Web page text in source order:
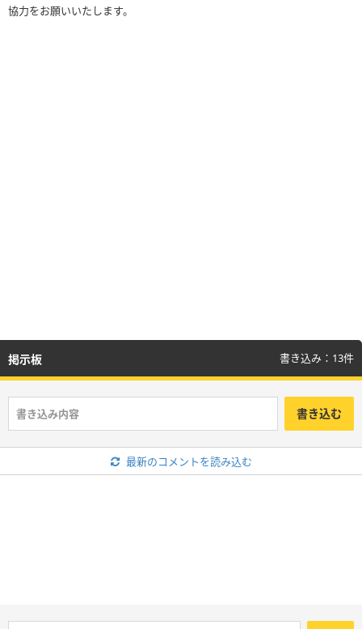
協力をお願いいたします。
掲示板 書き込み：13件
書き込む
最新のコメントを読み込む